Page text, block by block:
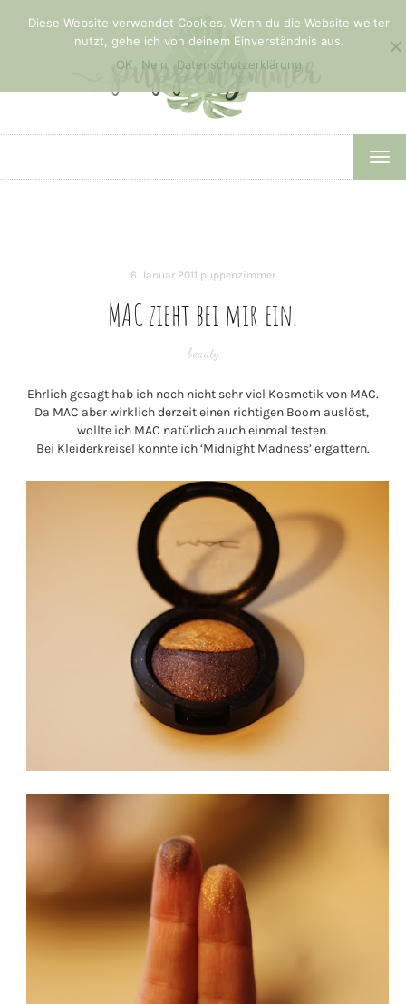
6. Januar 2011 puppenzimmer
MAC zieht bei mir ein.
beauty
Ehrlich gesagt hab ich noch nicht sehr viel Kosmetik von MAC.
Da MAC aber wirklich derzeit einen richtigen Boom auslöst,
wollte ich MAC natürlich auch einmal testen.
Bei Kleiderkreisel konnte ich ‘Midnight Madness’ ergattern.
Diese Website verwendet Cookies. Wenn du die Website weiter
nutzt, gehe ich von deinem Einverständnis aus.
OK
Nein Datenschutzerklärung